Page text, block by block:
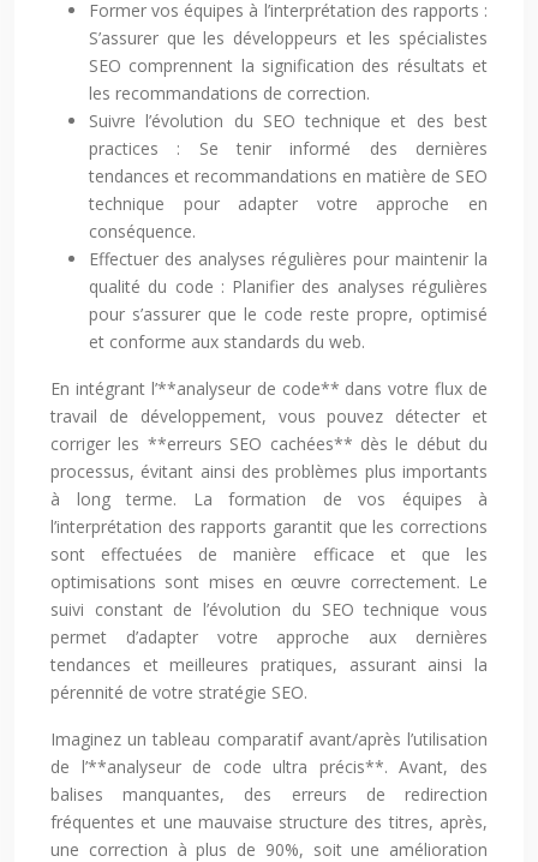
Former vos équipes à l’interprétation des rapports :
S’assurer que les développeurs et les spécialistes
SEO comprennent la signification des résultats et
les recommandations de correction.
Suivre l’évolution du SEO technique et des best
practices : Se tenir informé des dernières
tendances et recommandations en matière de SEO
technique pour adapter votre approche en
conséquence.
Effectuer des analyses régulières pour maintenir la
qualité du code : Planifier des analyses régulières
pour s’assurer que le code reste propre, optimisé
et conforme aux standards du web.
En intégrant l’**analyseur de code** dans votre flux de
travail de développement, vous pouvez détecter et
corriger les **erreurs SEO cachées** dès le début du
processus, évitant ainsi des problèmes plus importants
à long terme. La formation de vos équipes à
l’interprétation des rapports garantit que les corrections
sont effectuées de manière efficace et que les
optimisations sont mises en œuvre correctement. Le
suivi constant de l’évolution du SEO technique vous
permet d’adapter votre approche aux dernières
tendances et meilleures pratiques, assurant ainsi la
pérennité de votre stratégie SEO.
Imaginez un tableau comparatif avant/après l’utilisation
de l’**analyseur de code ultra précis**. Avant, des
balises manquantes, des erreurs de redirection
fréquentes et une mauvaise structure des titres, après,
une correction à plus de 90%, soit une amélioration